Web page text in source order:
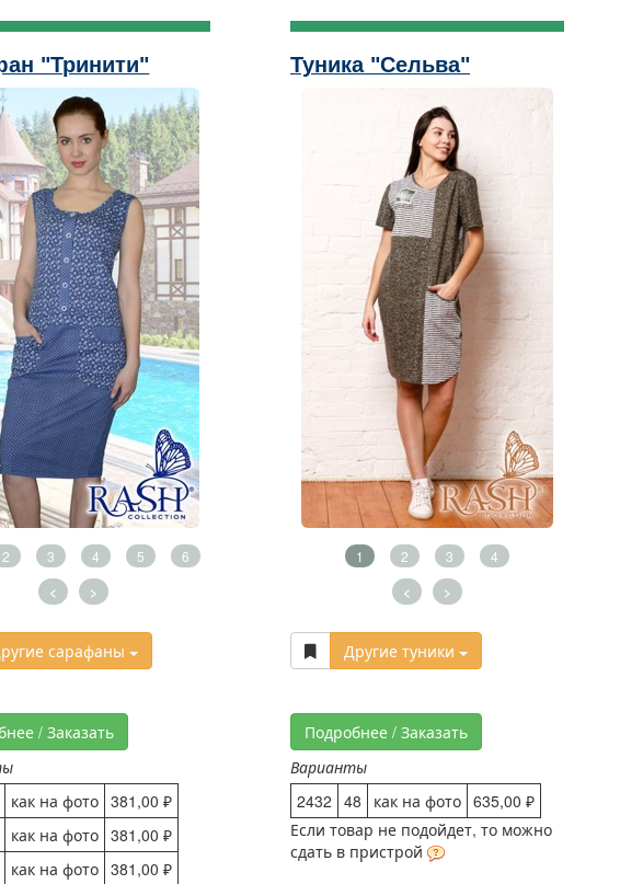
"Тринити"
2 3 4 5 6
< >
сарафаны
/ Заказать
как на фото 381,00 ₽
как на фото 381,00 ₽
как на фото 381,00 ₽
Туника "Сельва"
1 2 3 4
< >
Другие туники
Подробнее / Заказать
Варианты
2432 48 как на фото 635,00 ₽
Если товар не подойдет, то можно
сдать в пристрой